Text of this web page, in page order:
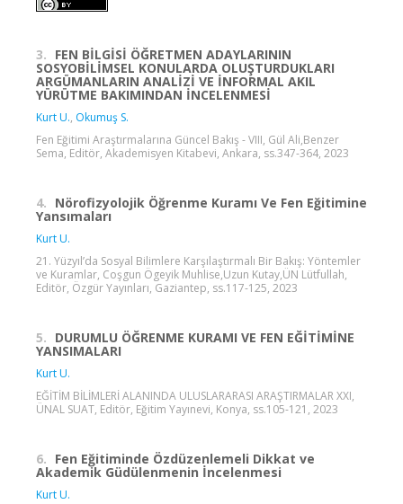
3. FEN BİLGİSİ ÖĞRETMEN ADAYLARININ
SOSYOBİLİMSEL KONULARDA OLUŞTURDUKLARI
ARGÜMANLARIN ANALİZİ VE İNFORMAL AKIL
YÜRÜTME BAKIMINDAN İNCELENMESİ
Kurt U., Okumuş S.
Fen Eğitimi Araştırmalarına Güncel Bakış - VIII, Gül Ali,Benzer
Sema, Editör, Akademisyen Kitabevi, Ankara, ss.347-364, 2023
4. Nörofizyolojik Öğrenme Kuramı Ve Fen Eğitimine
Yansımaları
Kurt U.
21. Yüzyıl’da Sosyal Bilimlere Karşılaştırmalı Bir Bakış: Yöntemler
ve Kuramlar, Coşgun Ögeyik Muhlise,Uzun Kutay,ÜN Lütfullah,
Editör, Özgür Yayınları, Gaziantep, ss.117-125, 2023
5. DURUMLU ÖĞRENME KURAMI VE FEN EĞİTİMİNE
YANSIMALARI
Kurt U.
EĞİTİM BİLİMLERİ ALANINDA ULUSLARARASI ARAŞTIRMALAR XXI,
ÜNAL SUAT, Editör, Eğitim Yayınevi, Konya, ss.105-121, 2023
6. Fen Eğitiminde Özdüzenlemeli Dikkat ve
Akademik Güdülenmenin İncelenmesi
Kurt U.